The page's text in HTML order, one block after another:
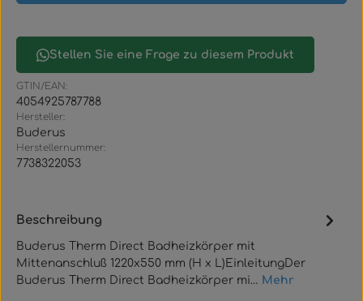
Stellen Sie eine Frage zu diesem Produkt
GTIN/EAN:
4054925787788
Hersteller:
Buderus
Herstellernummer:
7738322053
Beschreibung
Buderus Therm Direct Badheizkörper mit
Mittenanschluß 1220x550 mm (H x L)EinleitungDer
Buderus Therm Direct Badheizkörper mi… Mehr